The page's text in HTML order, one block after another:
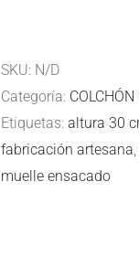
SKU: N/D
Categoría:
Etiquetas:altura 30
fabricación artesana
muelle ensacado